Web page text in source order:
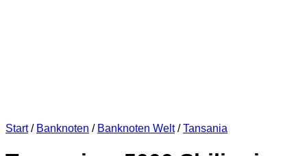
Start / Banknoten / Banknoten Welt / Tansania